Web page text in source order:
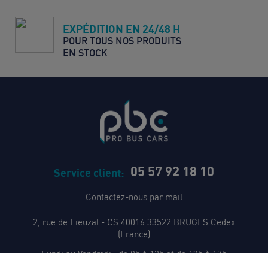
EXPÉDITION EN 24/48 H
POUR TOUS NOS PRODUITS
EN STOCK
Service client: 05 57 92 18 10
Contactez-nous par mail
2, rue de Fieuzal - CS 40016 33522 BRUGES Cedex
(France)